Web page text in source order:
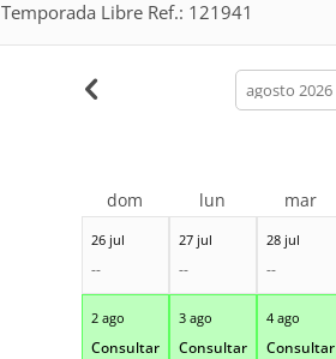
Temporada Libre Ref.: 121941
calendar-
month
26 jul
--
27 jul
--
28 jul
--
2 ago
Consultar
3 ago
Consultar
4 ago
Consultar
dom lun mar